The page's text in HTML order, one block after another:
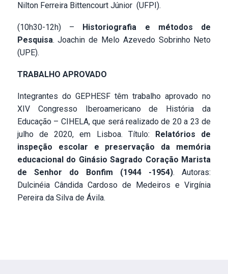
Nilton Ferreira Bittencourt Júnior (UFPI).
(10h30-12h) – Historiografia e métodos de
Pesquisa. Joachin de Melo Azevedo Sobrinho Neto
(UPE).
TRABALHO APROVADO
Integrantes do GEPHESF têm trabalho aprovado no
XIV Congresso Iberoamericano de História da
Educação – CIHELA, que será realizado de 20 a 23 de
julho de 2020, em Lisboa. Título: Relatórios de
inspeção escolar e preservação da memória
educacional do Ginásio Sagrado Coração Marista
de Senhor do Bonfim (1944 -1954). Autoras:
Dulcinéia Cândida Cardoso de Medeiros e Virgínia
Pereira da Silva de Ávila.